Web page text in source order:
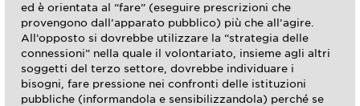
ed è orientata al “fare” (eseguire prescrizioni che
provengono dall’apparato pubblico) più che all’agire.
All’opposto si dovrebbe utilizzare la “strategia delle
connessioni” nella quale il volontariato, insieme agli altri
soggetti del terzo settore, dovrebbe individuare i
bisogni, fare pressione nei confronti delle istituzioni
pubbliche (informandola e sensibilizzandola) perché se